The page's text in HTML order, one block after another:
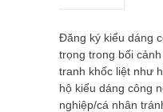
Đăng ký kiểu dáng
trọng trong bối
tranh khốc liệt như
hộ kiểu dáng công
nghiệp/cá nhân